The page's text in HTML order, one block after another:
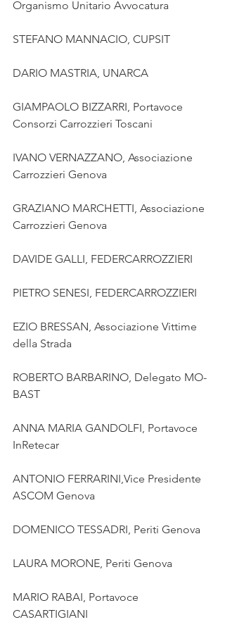
Organismo Unitario Avvocatura
STEFANO MANNACIO, CUPSIT
DARIO MASTRIA, UNARCA
GIAMPAOLO BIZZARRI, Portavoce
Consorzi Carrozzieri Toscani
IVANO VERNAZZANO, Associazione
Carrozzieri Genova
GRAZIANO MARCHETTI, Associazione
Carrozzieri Genova
DAVIDE GALLI, FEDERCARROZZIERI
PIETRO SENESI, FEDERCARROZZIERI
EZIO BRESSAN, Associazione Vittime
della Strada
ROBERTO BARBARINO, Delegato MO-
BAST
ANNA MARIA GANDOLFI, Portavoce
InRetecar
ANTONIO FERRARINI,Vice Presidente
ASCOM Genova
DOMENICO TESSADRI, Periti Genova
LAURA MORONE, Periti Genova
MARIO RABAI, Portavoce
CASARTIGIANI